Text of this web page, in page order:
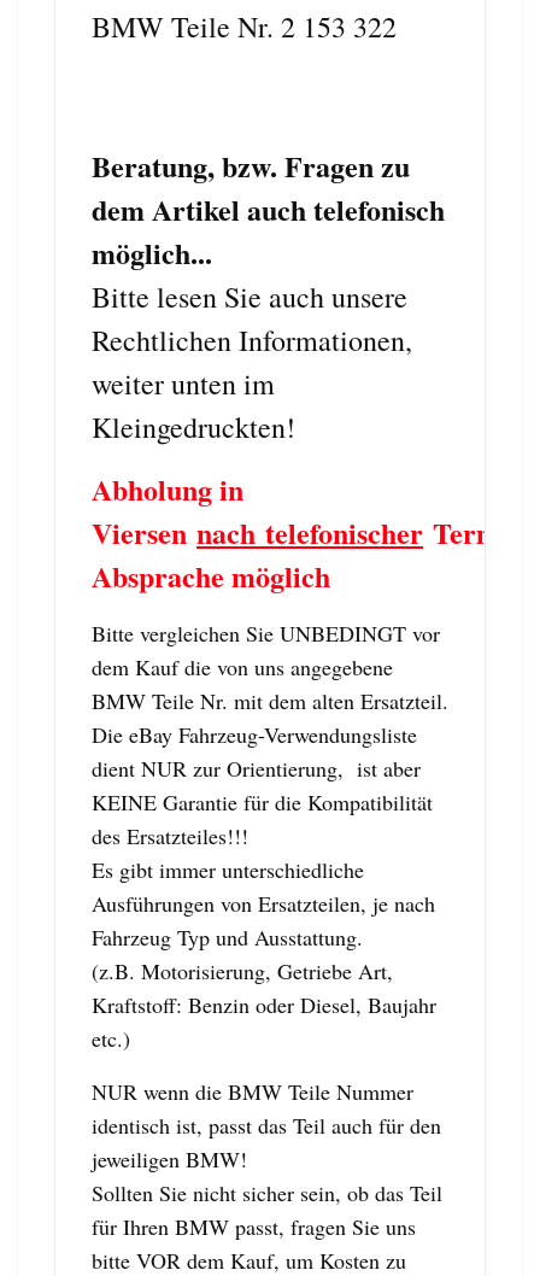
BMW Teile Nr. 2 153 322
Beratung, bzw. Fragen zu
dem Artikel auch telefonisch
möglich...
Bitte lesen Sie auch unsere
Rechtlichen Informationen,
weiter unten im
Kleingedruckten!
Abholung in
Viersen nach telefonischer Termin
Absprache möglich
Bitte vergleichen Sie UNBEDINGT vor
dem Kauf die von uns angegebene
BMW Teile Nr. mit dem alten Ersatzteil.
Die eBay Fahrzeug-Verwendungsliste
dient NUR zur Orientierung, ist aber
KEINE Garantie für die Kompatibilität
des Ersatzteiles!!!
Es gibt immer unterschiedliche
Ausführungen von Ersatzteilen, je nach
Fahrzeug Typ und Ausstattung.
(z.B. Motorisierung, Getriebe Art,
Kraftstoff: Benzin oder Diesel, Baujahr
etc.)
NUR wenn die BMW Teile Nummer
identisch ist, passt das Teil auch für den
jeweiligen BMW!
Sollten Sie nicht sicher sein, ob das Teil
für Ihren BMW passt, fragen Sie uns
bitte VOR dem Kauf, um Kosten zu